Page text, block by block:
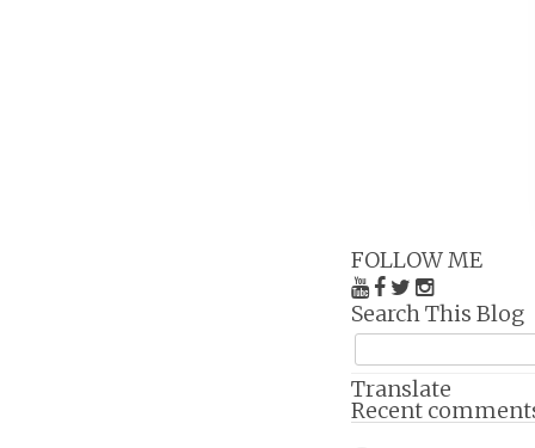
FOLLOW ME
Search This Blog
Translate
Recent